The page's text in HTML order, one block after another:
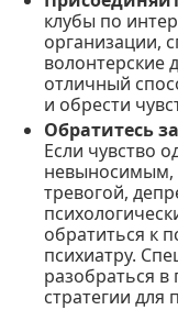
клубы по
организации,
отличный
и обрести
Обратитесь
Если чувство
невыносимым,
тревогой,
обратиться к
психиатру.
разобраться
стратегии